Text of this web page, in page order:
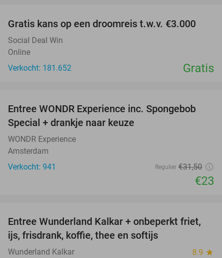
Gratis kans op een droomreis t.w.v. €3.000
Social Deal Win
Online
Verkocht: 181.652
Gratis
27%
Entree WONDR Experience inc. Spongebob
Special + drankje naar keuze
WONDR Experience
Amsterdam
Verkocht: 941
Regulier €31,50
€23
32%
Entree Wunderland Kalkar + onbeperkt friet,
ijs, frisdrank, koffie, thee en softijs
Wunderland Kalkar 8.9 star